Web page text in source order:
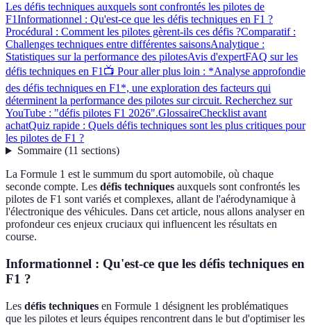
Les défis techniques auxquels sont confrontés les pilotes de
F1Informationnel : Qu'est-ce que les défis techniques en F1 ?
Procédural : Comment les pilotes gèrent-ils ces défis ?Comparatif :
Challenges techniques entre différentes saisonsAnalytique :
Statistiques sur la performance des pilotesAvis d'expertFAQ sur les
défis techniques en F1📺 Pour aller plus loin : *Analyse approfondie
des défis techniques en F1*, une exploration des facteurs qui
déterminent la performance des pilotes sur circuit. Recherchez sur
YouTube : "défis pilotes F1 2026".GlossaireChecklist avant
achatQuiz rapide : Quels défis techniques sont les plus critiques pour
les pilotes de F1 ?
Sommaire(11 sections)
La Formule 1 est le summum du sport automobile, où chaque
seconde compte. Les défis techniques auxquels sont confrontés les
pilotes de F1 sont variés et complexes, allant de l'aérodynamique à
l'électronique des véhicules. Dans cet article, nous allons analyser en
profondeur ces enjeux cruciaux qui influencent les résultats en
course.
Informationnel : Qu'est-ce que les défis techniques en
F1 ?
Les défis techniques en Formule 1 désignent les problématiques
que les pilotes et leurs équipes rencontrent dans le but d'optimiser les